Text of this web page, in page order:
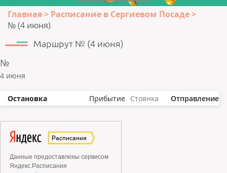
Главная
Расписание в Сергиевом Посаде
№ (4 июня)
Маршрут № (4 июня)
№
4 июня
Остановка Прибытие Стоянка Отправление